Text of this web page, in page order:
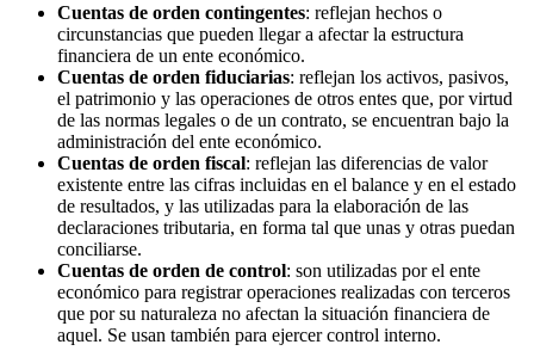
Cuentas de orden contingentes: reflejan hechos o
circunstancias que pueden llegar a afectar la estructura
financiera de un ente económico.
Cuentas de orden fiduciarias: reflejan los activos, pasivos,
el patrimonio y las operaciones de otros entes que, por virtud
de las normas legales o de un contrato, se encuentran bajo la
administración del ente económico.
Cuentas de orden fiscal: reflejan las diferencias de valor
existente entre las cifras incluidas en el balance y en el estado
de resultados, y las utilizadas para la elaboración de las
declaraciones tributaria, en forma tal que unas y otras puedan
conciliarse.
Cuentas de orden de control: son utilizadas por el ente
económico para registrar operaciones realizadas con terceros
que por su naturaleza no afectan la situación financiera de
aquel. Se usan también para ejercer control interno.